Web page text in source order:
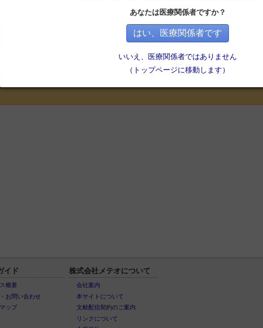
、
ンまたはご登録いただくと記事の続きをお読みいただけます。
イド
概要
お問い合わせ
ップ
株式会社メテオについて
会社案内
本サイトについて
文献配信契約のご案内
リンクについて
あなたは医療関係者ですか？
はい、医療関係者です
いいえ、医療関係者ではありません
（トップページに移動します）